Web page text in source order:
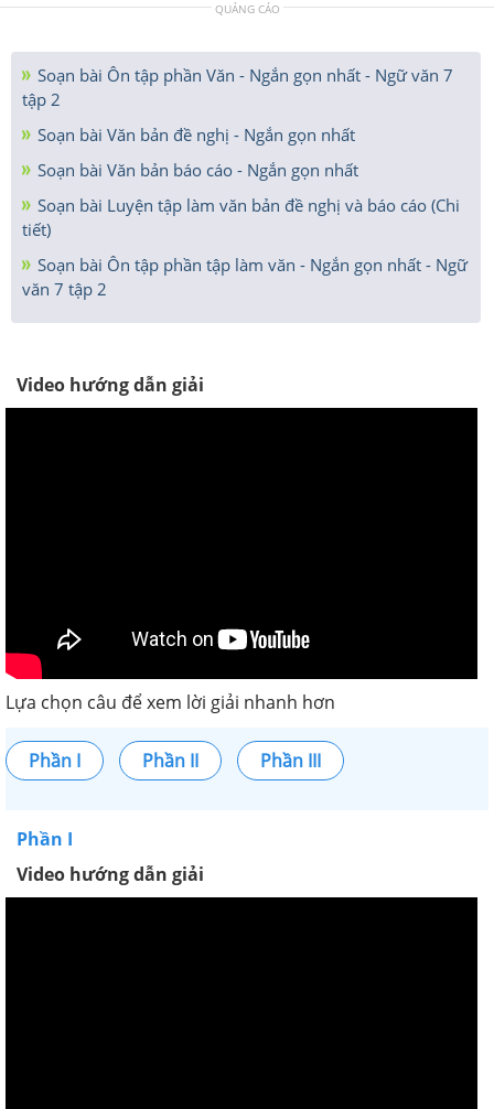
QUẢNG CÁO
Soạn bài Ôn tập phần Văn - Ngắn gọn nhất - Ngữ văn 7
tập 2
Soạn bài Văn bản đề nghị - Ngắn gọn nhất
Soạn bài Văn bản báo cáo - Ngắn gọn nhất
Soạn bài Luyện tập làm văn bản đề nghị và báo cáo (Chi
tiết)
Soạn bài Ôn tập phần tập làm văn - Ngắn gọn nhất - Ngữ
văn 7 tập 2
Video hướng dẫn giải
Lựa chọn câu để xem lời giải nhanh hơn
Phần I Phần II Phần III
Phần I
Video hướng dẫn giải